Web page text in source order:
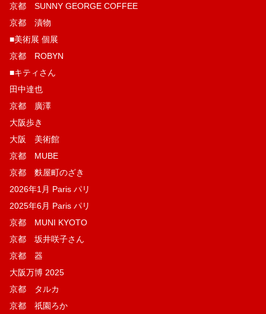
京都 SUNNY GEORGE COFFEE
京都 漬物
■美術展 個展
京都 ROBYN
■キティさん
田中達也
京都 廣澤
大阪歩き
大阪 美術館
京都 MUBE
京都 麩屋町のざき
2026年1月 Paris パリ
2025年6月 Paris パリ
京都 MUNI KYOTO
京都 坂井咲子さん
京都 器
大阪万博 2025
京都 タルカ
京都 祇園ろか